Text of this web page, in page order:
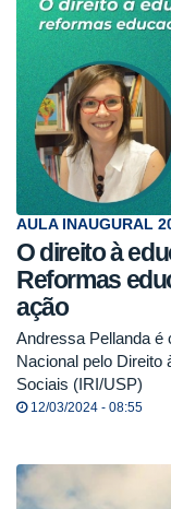
AULA INAUGURAL
O direito à
Reformas
ação
Andressa Pellanda é
Nacional pelo Direito
Sociais (IRI/USP)
12/03/2024 - 08:55